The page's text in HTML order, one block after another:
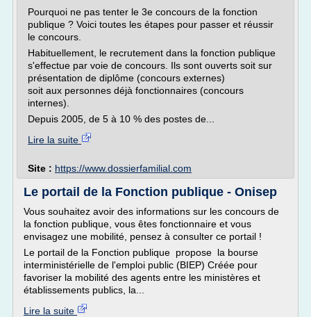
Pourquoi ne pas tenter le 3e concours de la fonction
publique ? Voici toutes les étapes pour passer et réussir
le concours.
Habituellement, le recrutement dans la fonction publique
s'effectue par voie de concours. Ils sont ouverts soit sur
pré­sentation de diplôme (concours externes)
soit aux personnes déjà fonctionnaires (concours
internes).
Depuis 2005, de 5 à 10 % des postes de...
Lire la suite
Site : https://www.dossierfamilial.com
Le portail de la Fonction publique - Onisep
Vous souhaitez avoir des informations sur les concours de
la fonction publique, vous êtes fonctionnaire et vous
envisagez une mobilité, pensez à consulter ce portail !
Le portail de la Fonction publique propose la bourse
interministérielle de l'emploi public (BIEP) Créée pour
favoriser la mobilité des agents entre les ministères et
établissements publics, la...
Lire la suite